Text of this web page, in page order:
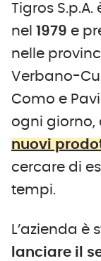
Tigros
nel 1979 e
nelle
Verbano-
Como e
ogni giorno,
nuovi
cercare di
tempi.
L’azienda è
lanciare il